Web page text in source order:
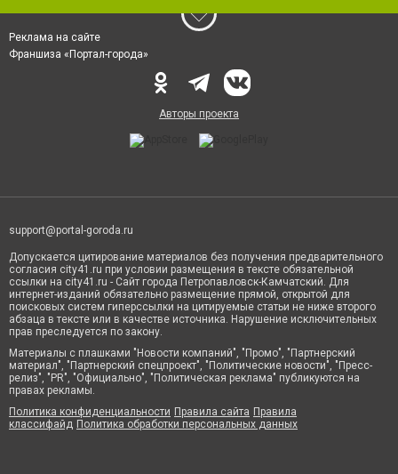
Реклама на сайте
Франшиза «Портал-города»
Авторы проекта
support@portal-goroda.ru
Допускается цитирование материалов без получения предварительного
согласия city41.ru при условии размещения в тексте обязательной
ссылки на city41.ru - Сайт города Петропавловск-Камчатский. Для
интернет-изданий обязательно размещение прямой, открытой для
поисковых систем гиперссылки на цитируемые статьи не ниже второго
абзаца в тексте или в качестве источника. Нарушение исключительных
прав преследуется по закону.
Материалы с плашками "Новости компаний", "Промо", "Партнерский
материал", "Партнерский спецпроект", "Политические новости", "Пресс-
релиз", "PR", "Официально", "Политическая реклама" публикуются на
правах рекламы.
Политика конфиденциальности Правила сайта Правила
классифайд Политика обработки персональных данных